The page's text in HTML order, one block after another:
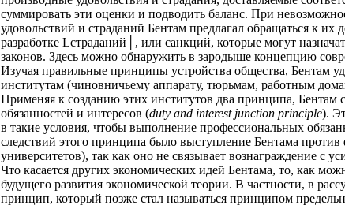
суммировать эти оценки и подводить баланс. При
удовольствий и страданий Бентам предлагал обращаться к
разработке Lстраданий│, или санкций, которые могут
законов. Здесь можно обнаружить в зародыше концепцию
Изучая правильные принципы устройства общества, Бентам
институтам (чиновничьему аппарату, тюрьмам, работным
Применяя к созданию этих институтов два принципа,
обязанностей и интересов (duty and interest junction principle).
в такие условия, чтобы выполнение профессиональных
следствий этого принципа было выступление Бентама
университетов), так как оно не связывает вознаграждение с
Что касается других экономических идей Бентама, то, как
будущего развития экономической теории. В частности, в
принцип, который позже стал называться принципом